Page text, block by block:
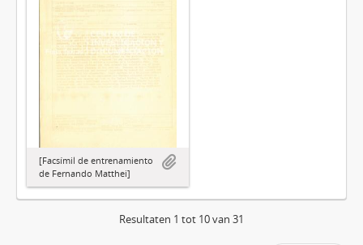
[Facsímil de entrenamiento
de Fernando Matthei]
Resultaten 1 tot 10 van 31